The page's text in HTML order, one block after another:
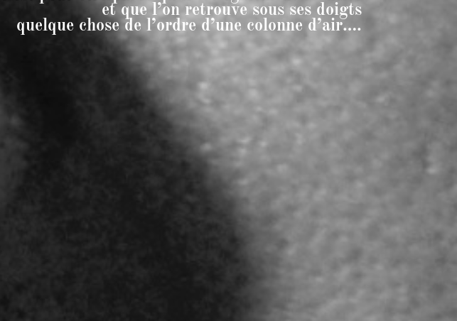
et que l’on retrouve sous ses doigts
quelque chose de l’ordre d’une colonne d’air….